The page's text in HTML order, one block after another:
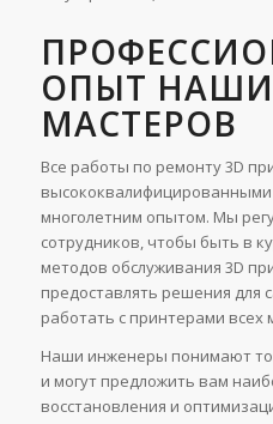
ОПЫТ
МАСТЕРОВ
Все работы по ремонту 3D
высококвалифицированными
многолетним опытом. Мы
сотрудников, чтобы быть в
методов обслуживания 3D
предоставлять решения для
работать с принтерами всех
Наши инженеры понимают
и могут предложить вам
восстановления и